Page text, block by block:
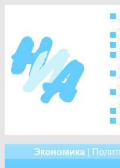
Экономика|